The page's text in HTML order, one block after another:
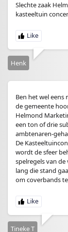
Slechte zaak
kasteeltuin
Henk
Ben het wel eens
de gemeente
Helmond
een ton of drie
ambtenaren-
De
wordt de sfeer
spelregels van
lang die stand
om coverbands
Tineke T